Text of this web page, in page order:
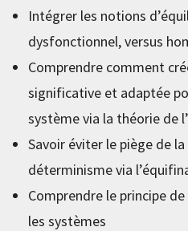
Intégrer les notions
dysfonctionnel, versus
Comprendre comment
significative et adaptée
système via la théorie de
Savoir éviter le piège de
déterminisme via
Comprendre le principe
les systèmes